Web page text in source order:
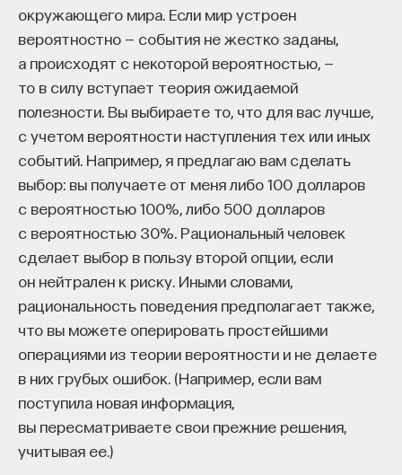
окружающего мира. Если мир устроен
вероятностно — события не жестко заданы,
а происходят с некоторой вероятностью, —
то в силу вступает теория ожидаемой
полезности. Вы выбираете то, что для вас лучше,
с учетом вероятности наступления тех или иных
событий. Например, я предлагаю вам сделать
выбор: вы получаете от меня либо 100 долларов
с вероятностью 100%, либо 500 долларов
с вероятностью 30%. Рациональный человек
сделает выбор в пользу второй опции, если
он нейтрален к риску. Иными словами,
рациональность поведения предполагает также,
что вы можете оперировать простейшими
операциями из теории вероятности и не делаете
в них грубых ошибок. (Например, если вам
поступила новая информация,
вы пересматриваете свои прежние решения,
учитывая ее.)